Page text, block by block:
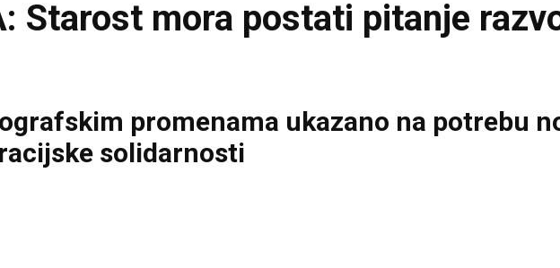
Starost mora postati pitanje
promenama ukazano na potrebu
solidarnosti